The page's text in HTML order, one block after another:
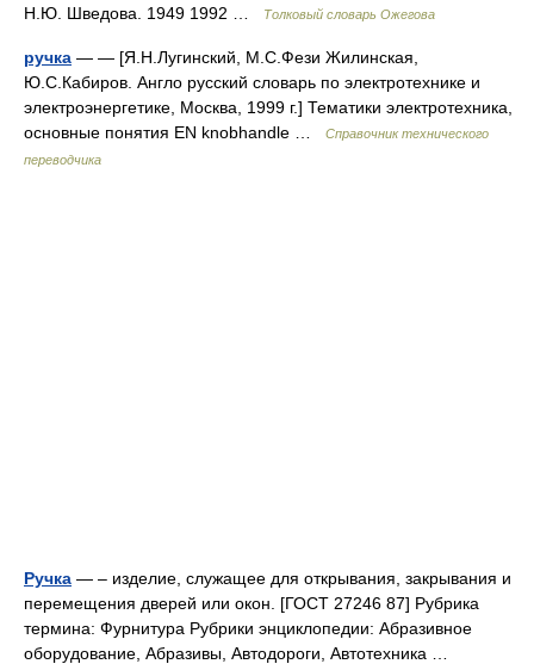
Н.Ю. Шведова. 1949 1992 …
Толковый словарь Ожегова
ручка — — [Я.Н.Лугинский, М.С.Фези Жилинская,
Ю.С.Кабиров. Англо русский словарь по электротехнике и
электроэнергетике, Москва, 1999 г.] Тематики электротехника,
основные понятия EN knobhandle …
Справочник технического
переводчика
Ручка — – изделие, служащее для открывания, закрывания и
перемещения дверей или окон. [ГОСТ 27246 87] Рубрика
термина: Фурнитура Рубрики энциклопедии: Абразивное
оборудование, Абразивы, Автодороги, Автотехника …